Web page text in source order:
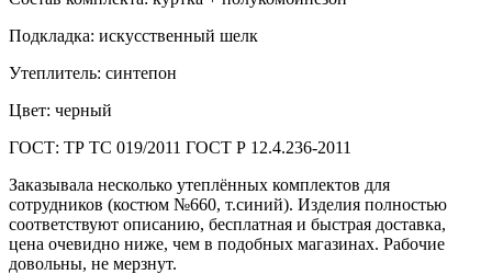
Подкладка: искусственный шелк
Утеплитель: синтепон
Цвет: черный
ГОСТ: ТР ТС 019/2011 ГОСТ Р 12.4.236-2011
Заказывала несколько утеплённых комплектов для
сотрудников (костюм №660, т.синий). Изделия полностью
соответствуют описанию, бесплатная и быстрая доставка,
цена очевидно ниже, чем в подобных магазинах. Рабочие
довольны, не мерзнут.